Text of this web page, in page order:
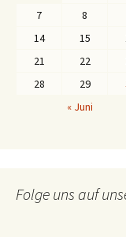
7
8
14
15
21
22
28
29
« Juni
Folge uns auf